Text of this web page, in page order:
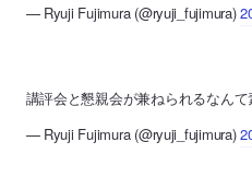
— Ryuji Fujimura (@ryuji_fujimura)
講評会と懇親会が兼ねられるなんて
— Ryuji Fujimura (@ryuji_fujimura)